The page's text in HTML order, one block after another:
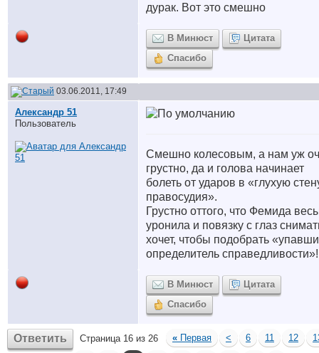
дурак. Вот это смешно
В Минюст
Цитата
Спасибо
03.06.2011, 17:49
Александр 51
Пользователь
Смешно колесовым, а нам уж
грустно, да и голова начинает
болеть от ударов в «глухую
правосудия».
Грустно оттого, что Фемида
уронила и повязку с глаз
хочет, чтобы подобрать
определитель
В Минюст
Цитата
Спасибо
Ответить Страница 16 из 26 « Первая < 6 11 12